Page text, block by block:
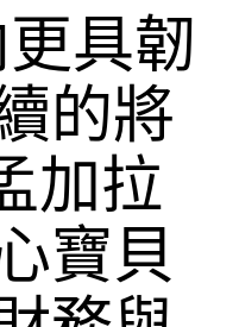
具韌
的將
加拉
寶貝